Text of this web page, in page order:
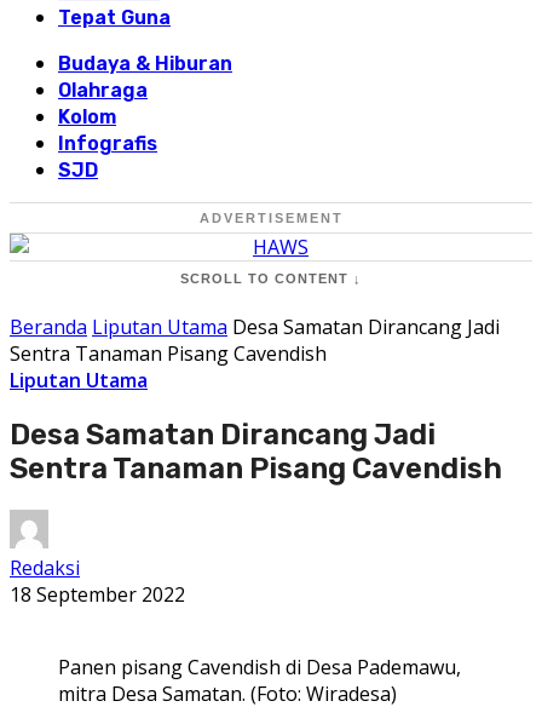
Tepat Guna
Budaya & Hiburan
Olahraga
Kolom
Infografis
SJD
ADVERTISEMENT
SCROLL TO CONTENT ↓
Beranda Liputan Utama Desa Samatan Dirancang Jadi
Sentra Tanaman Pisang Cavendish
Liputan Utama
Desa Samatan Dirancang Jadi
Sentra Tanaman Pisang Cavendish
Redaksi
18 September 2022
Panen pisang Cavendish di Desa Pademawu,
mitra Desa Samatan. (Foto: Wiradesa)